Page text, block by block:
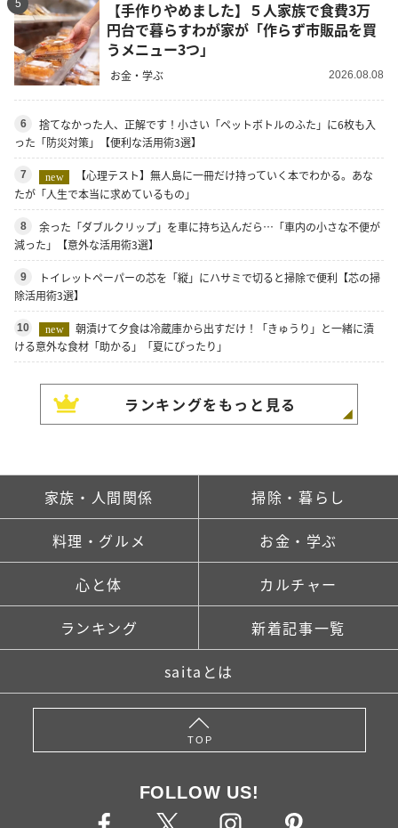
5
【手作りやめました】５人家族で食費3万
円台で暮らすわが家が「作らず市販品を買
うメニュー3つ」
お金・学ぶ 2026.08.08
6
捨てなかった人、正解です！小さい「ペットボトルのふた」に6枚も入
った「防災対策」【便利な活用術3選】
7 new
【心理テスト】無人島に一冊だけ持っていく本でわかる。あな
たが「人生で本当に求めているもの」
8
余った「ダブルクリップ」を車に持ち込んだら…「車内の小さな不便が
減った」【意外な活用術3選】
9
トイレットペーパーの芯を「縦」にハサミで切ると掃除で便利【芯の掃
除活用術3選】
10 new
朝漬けて夕食は冷蔵庫から出すだけ！「きゅうり」と一緒に漬
ける意外な食材「助かる」「夏にぴったり」
ランキングをもっと見る
家族・人間関係 掃除・暮らし
料理・グルメ お金・学ぶ
心と体 カルチャー
ランキング 新着記事一覧
saitaとは
TOP
FOLLOW US!